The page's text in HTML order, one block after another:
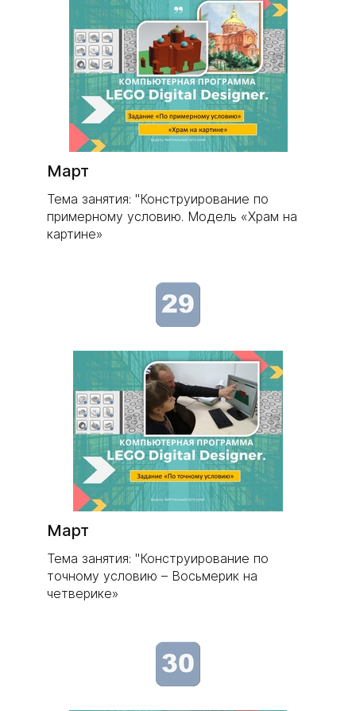
Март
Тема занятия: "Конструирование по
примерному условию. Модель «Храм на
картине»
Март
Тема занятия: "Конструирование по
точному условию – Восьмерик на
четверике»